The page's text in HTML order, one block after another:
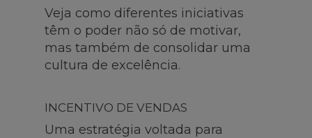
Veja como diferentes iniciativas
têm o poder não só de motivar,
mas também de consolidar uma
cultura de excelência.
INCENTIVO DE VENDAS
Uma estratégia voltada para